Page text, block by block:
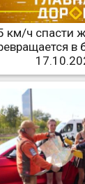
км/ч спасти
в